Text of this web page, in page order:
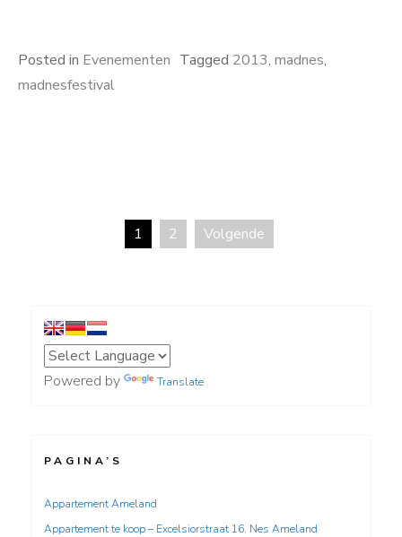
Posted in Evenementen Tagged 2013, madnes,
madnesfestival
Berichten
1 2 Volgende
Powered by Translate
PAGINA’S
Appartement Ameland
Appartement te koop – Excelsiorstraat 16, Nes Ameland